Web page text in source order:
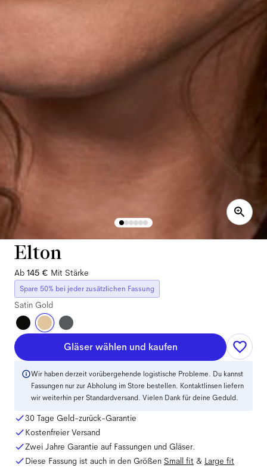
Elton
Ab 145 € Mit Stärke
Spare 50% bei jeder zusätzlichen Fassung
Satin Gold
Gläser wählen und kaufen
Wir haben derzeit vorübergehende logistische Probleme. Du kannst
Fassungen nur zur Abholung im Store bestellen. Kontaktlinsen liefern
wir weiterhin per Standardversand. Vielen Dank für deine Geduld.
30 Tage Geld-zurück-Garantie
Kostenfreier Versand
Zwei Jahre Garantie auf Fassungen und Gläser.
Diese Fassung ist auch in den Größen Small fit & Large fit